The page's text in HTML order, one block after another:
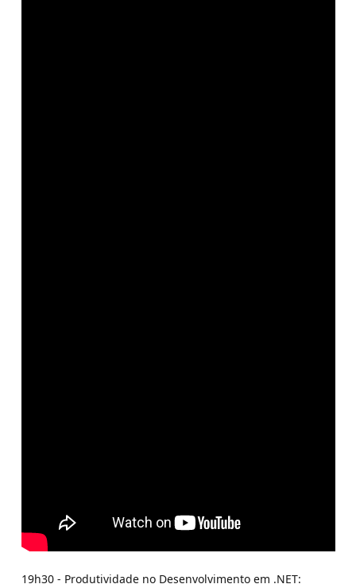
19h30 - Produtividade no Desenvolvimento em .NET: